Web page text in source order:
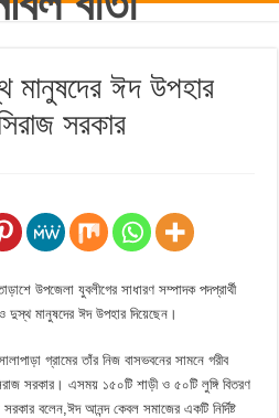
মানুষদের ঈদ উপহার
সরকার
উপজেলা যুবলীগের সাধারণ সম্পাদক পদপ্রার্থী
দুস্থ মানুষদের ঈদ উপহার দিয়েছেন।
গ্রামের তাঁর নিজ বাসভবনের সামনে গরীব
সরকার। এসময় ১৫০টি শাড়ী ও ৫০টি লুঙ্গি বিতরণ
বলেন,ঈদ আনন্দ কেবল সমাজের একটি নির্দিষ্ট